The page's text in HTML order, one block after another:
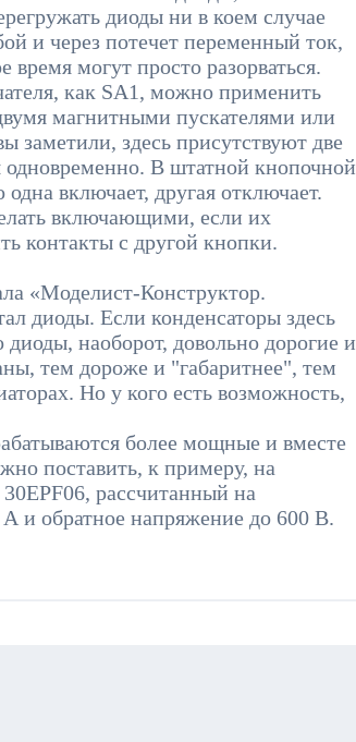
диоды ни в коем случае
и через потечет переменный ток,
время могут просто разорваться.
как SA1, можно применить
магнитными пускателями или
заметили, здесь присутствуют две
В штатной кнопочной
включает, другая отключает.
включающими, если их
контакты с другой кнопки.
«Моделист-Конструктор.
диоды. Если конденсаторы здесь
наоборот, довольно дорогие и
тем дороже и "габаритнее", тем
Но у кого есть возможность,
более мощные и вместе
поставить, к примеру, на
рассчитанный на
и обратное напряжение до 600 В.